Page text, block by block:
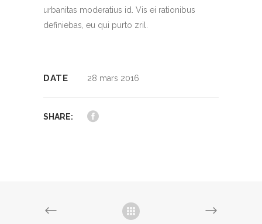
urbanitas moderatius id. Vis ei rationibus
definiebas, eu qui purto zril.
DATE 28 mars 2016
SHARE: